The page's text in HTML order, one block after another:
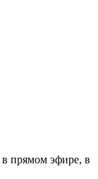
в прямом эфире, в